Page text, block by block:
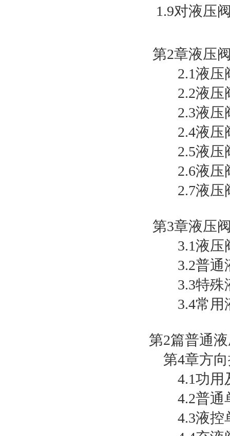
1.9对液压
第2章液压
2.1液压阀
2.2液压
2.3液压
2.4液压
2.5液压
2.6液压
2.7液压
第3章液压
3.1液压
3.2普通
3.3特殊
3.4常用
第2篇普通
第4章方向
4.1功用
4.2普通
4.3液控